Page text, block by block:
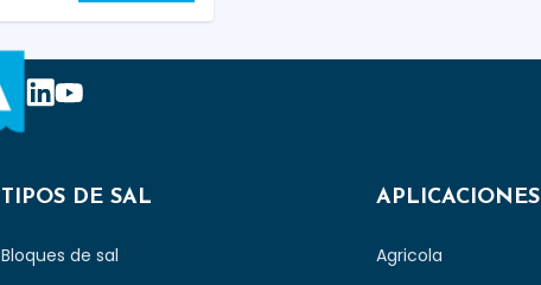
TIPOS DE SAL
Bloques de sal
APLICACIONES
Agricola